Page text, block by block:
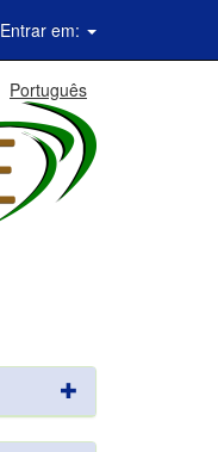
Entrar em:
Português